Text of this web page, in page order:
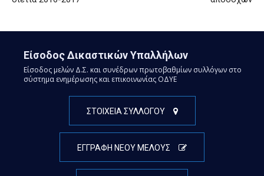
Είσοδος Δικαστικών Υπαλλήλων
Είσοδος μελών Δ.Σ. και συνέδρων πρωτοβαθμίων συλλόγων στο
σύστημα ενημέρωσης και επικοινωνίας ΟΔΥΕ
ΣΤΟΙΧΕΙΑ ΣΥΛΛΟΓΟΥ
ΕΓΓΡΑΦΗ ΝΕΟΥ ΜΕΛΟΥΣ